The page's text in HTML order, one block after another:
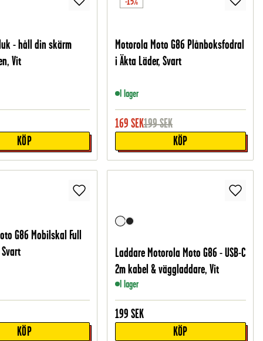
- håll din skärm
Vit
KÖP
Motorola Moto G86 Plånboksfodral
i Äkta Läder, Svart
I lager
169 SEK199SEK
KÖP
G86 Mobilskal Full
KÖP
Laddare Motorola Moto G86 - USB-C
2m kabel & väggladdare, Vit
I lager
199 SEK
KÖP